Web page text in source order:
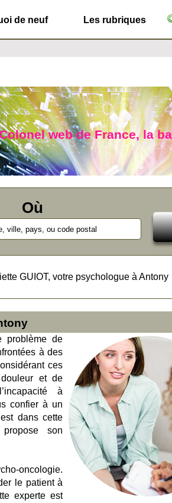
de neuf Les rubriques
web de France, la
Où
GUIOT, votre psychologue à Antony
problème de
à des
ces
et de
à
confier à un
dans cette
son
oncologie.
le patient à
experte est